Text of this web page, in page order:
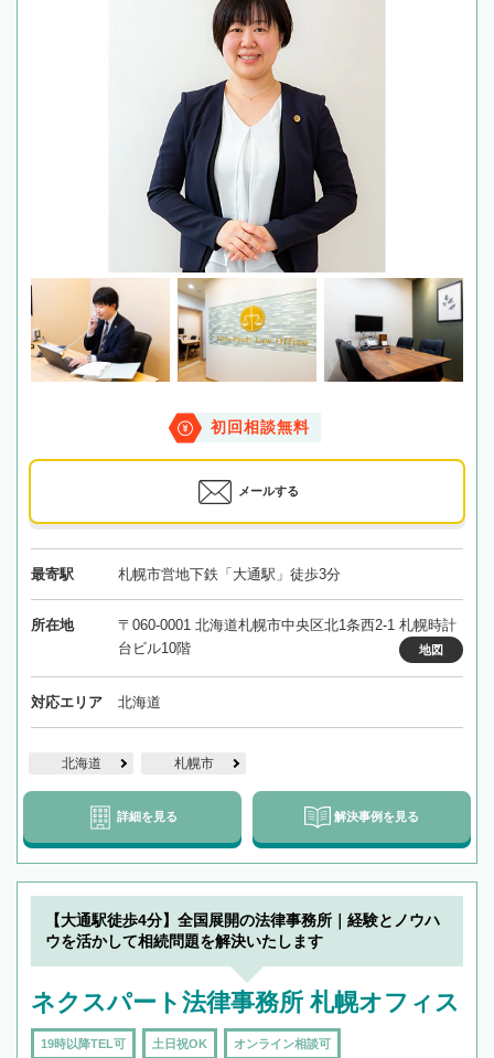
初回相談無料
メールする
最寄駅 札幌市営地下鉄「大通駅」徒歩3分
所在地
〒060-0001 北海道札幌市中央区北1条西2-1 札幌時計
台ビル10階
地図
対応エリア 北海道
北海道 札幌市
詳細を見る 解決事例を見る
【大通駅徒歩4分】全国展開の法律事務所｜経験とノウハ
ウを活かして相続問題を解決いたします
ネクスパート法律事務所 札幌オフィス
19時以降TEL可 土日祝OK オンライン相談可